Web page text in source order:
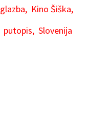
glazba
Kino Šiška
putopis Slovenija